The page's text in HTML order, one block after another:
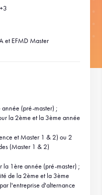
et EFMD Master
(pré-master) ;
la 2ème et la 3ème année
et Master 1 & 2) ou 2
(Master 1 & 2)
la 1ère année (pré-master) ;
de la 2ème et la 3ème
l'entreprise d'alternance